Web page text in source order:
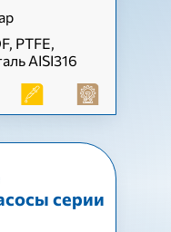
PTFE,
AISI316
серии